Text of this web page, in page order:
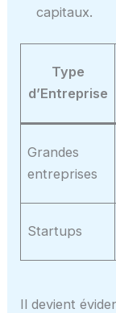
capitaux.
Type
d’Entreprise
Grandes
entreprises
Startups
Il devient